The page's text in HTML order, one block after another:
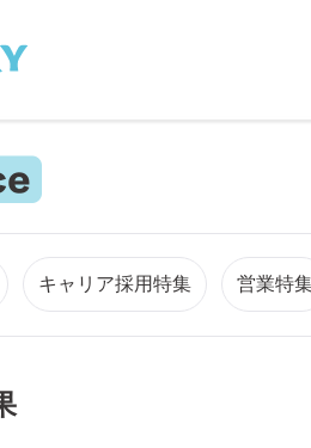
キャリア採用特集 営業特